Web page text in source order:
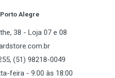
NameAlegre
38 - Loja 07 e 08
(51) 98218-0049
feira - 9:00 às 18:00